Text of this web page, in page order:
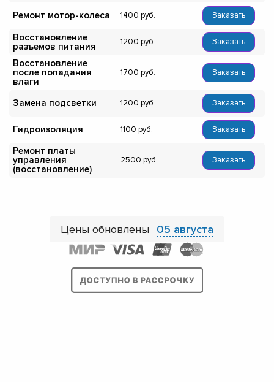
Ремонт мотор-колеса 1400 Заказать
Восстановление
разъемов питания
1200 Заказать
Восстановление
после попадания
влаги
1700 Заказать
Замена подсветки 1200 Заказать
Гидроизоляция 1100 Заказать
Ремонт платы
управления
(восстановление)
2500 Заказать
Цены обновлены 05 августа